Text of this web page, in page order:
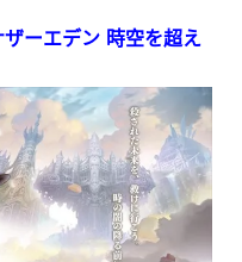
ーエデン 時空を超え